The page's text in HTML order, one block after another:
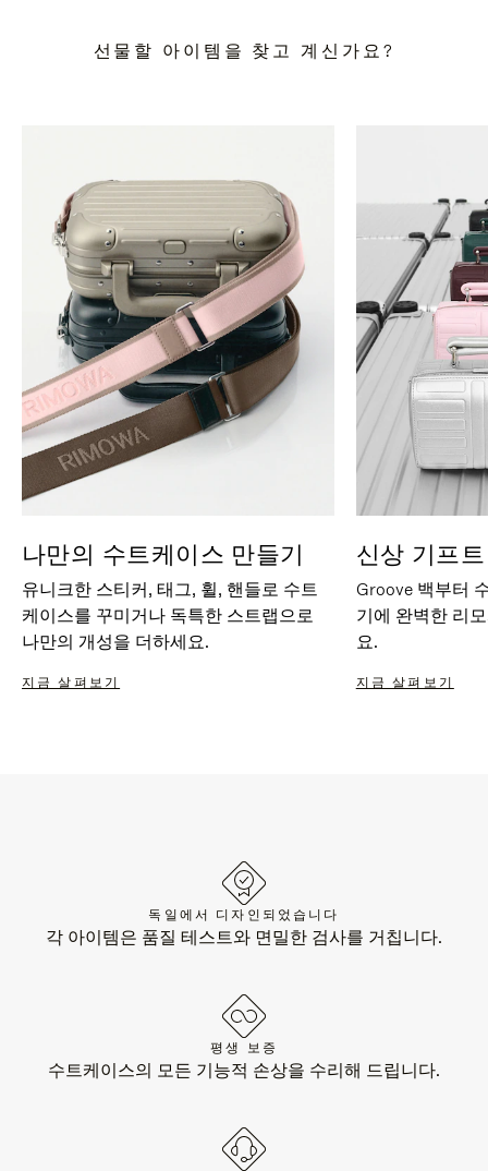
선물할 아이템을 찾고 계신가요?
나만의 수트케이스 만들기
유니크한 스티커, 태그, 휠, 핸들로 수트
케이스를 꾸미거나 독특한 스트랩으로
나만의 개성을 더하세요.
지금 살펴보기
신상 기프
Groove 백부터
기에 완벽한 리
요.
지금 살펴보기
독일에서 디자인되었습니다
각 아이템은 품질 테스트와 면밀한 검사를 거칩니다.
평생 보증
수트케이스의 모든 기능적 손상을 수리해 드립니다.